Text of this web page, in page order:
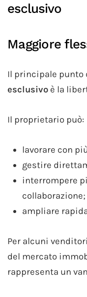
esclusivo
Maggiore
Il principale punto
esclusivo è la
Il proprietario può:
lavorare con
gestire
interrompere
collaborazione;
ampliare
Per alcuni
del mercato
rappresenta un